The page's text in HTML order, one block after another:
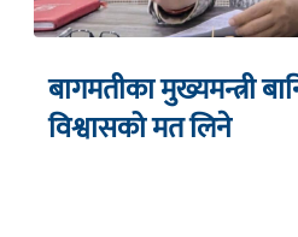
बागमतीका मुख्यमन्त्री
विश्वासको मत लिने